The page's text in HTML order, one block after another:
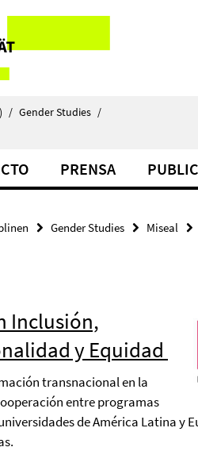
/ Gender Studies /
PRENSA
Gender Studies Miseal
Inclusión,
y Equidad
transnacional en la
entre programas
de América Latina y